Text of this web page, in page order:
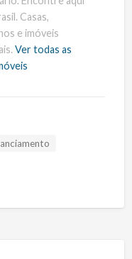
Casas,
e imóveis
Ver todas as